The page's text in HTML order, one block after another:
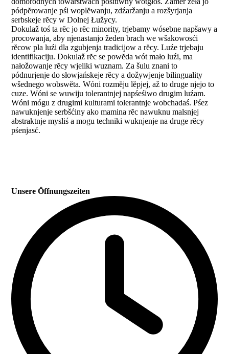
pódpĕrowanje pśi woplĕwanju, zdźaržanju a rozšyrjanja
serbskeje rĕcy w Dolnej Łužycy.
Dokulaž toś ta rĕc jo rĕc minority, trjebamy wósebne napšawy a
procowanja, aby njenastanjo žeden brach we wšakowosći
rĕcow pla luźi dla zgubjenja tradicijow a rĕcy. Luźe trjebaju
identifikaciju. Dokulaž rĕc se powĕda wót mało luźi, ma
nałožowanje rĕcy wjeliki wuznam. Za šulu znani to
pódnurjenje do słowjańskeje rĕcy a dožywjenje bilinguality
wšednego wobswĕta. Wóni rozmĕju lĕpjej, až to druge njejo to
cuze. Wóni se wuwiju tolerantnjej napśeśiwo drugim luźam.
Wóni mógu z drugimi kulturami tolerantnje wobchadaś. Pśez
nawuknjenje serbšćiny ako mamina rĕc nawuknu malsnjej
abstraktnje mysliś a mogu techniki wuknjenje na druge rĕcy
pśenjasć.
Unsere Öffnungszeiten